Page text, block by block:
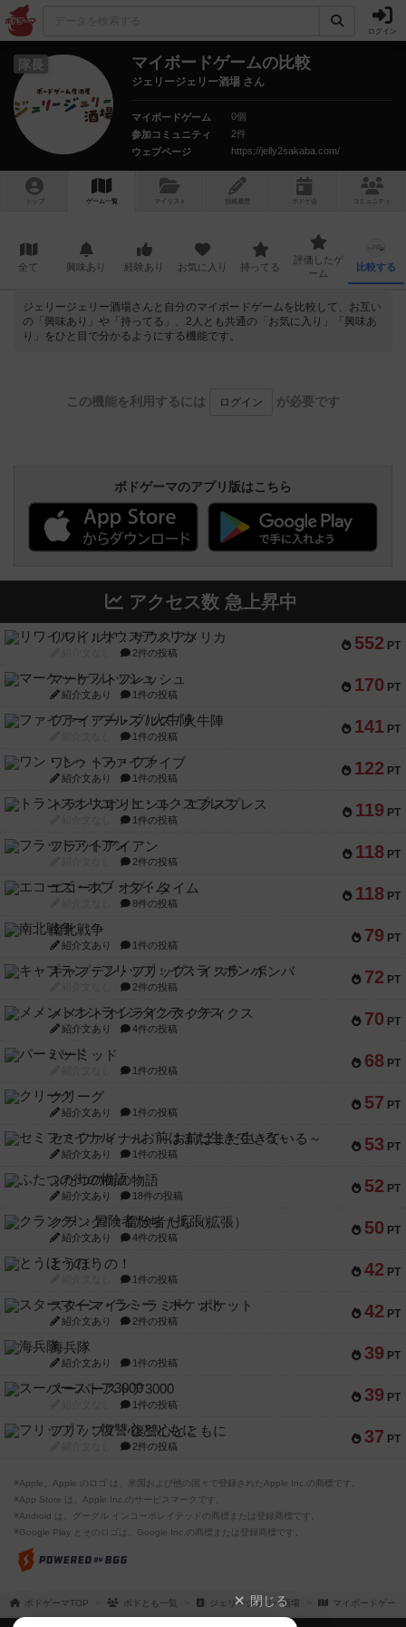
ログイン
隊長 マイボードゲームの比較
ジェリージェリー酒場 さん
マイボードゲーム
0個
参加コミュニティ
2件
ウェブページ
https://jelly2sakaba.com/
トップ ゲーム一覧 マイリスト 投稿履歴 ボ ドゲ コミュニティ
全て 興味あり 経験あり お気に入り 持ってる
評価したゲ
ーム
比較する
ジェリージェリー酒場さんと自分のマイボードゲームを比較して、お互い
の「興味あり」や「持ってる」、2人とも共通の「お気に入り」「興味あ
り」をひと目で分かるようにする機能です。
この機能を利用するには ログイン が必要です
ボドゲーマのアプリ版はこちら
アクセス数 急上昇中
552 PT
リワイルド：サウスアメリカ
2件の投稿
170 PT
マーケットフレッシュ
紹介文あり 1件の投稿
141 PT
ファイアー・ブルズ / 火牛陣
1件の投稿
122 PT
ワン・トゥ・ファイブ
紹介文あり 1件の投稿
119 PT
トランスオリエント・エクスプレス
1件の投稿
118 PT
フラットアイアン
2件の投稿
118 PT
エコーズ・オブ・タイム
8件の投稿
79 PT
南北戦争
紹介文あり 1件の投稿
72 PT
キャプテン・フリップ：イスラ・ボンバ
2件の投稿
70 PT
メメントオンラインタクティクス
紹介文あり 4件の投稿
68 PT
パーミッド
1件の投稿
57 PT
クリーグ
紹介文あり 1件の投稿
53 PT
セミファイナル ～お前はまだ生きている～
紹介文あり 1件の投稿
52 PT
ふたつの街の物語
紹介文あり 18件の投稿
50 PT
クランク! ：冒険者たち（拡張）
紹介文あり 4件の投稿
42 PT
とうほうの！
1件の投稿
42 PT
スターマイン・ラミー ポケット
紹介文あり 2件の投稿
39 PT
海兵隊
紹介文あり 1件の投稿
39 PT
スーパーストア3000
1件の投稿
37 PT
フリップ７：復讐心とともに
2件の投稿
※Apple、Apple のロゴ は、米国および他の国々で登録されたApple Inc.の商標です。
※App Store は、Apple Inc.のサービスマークです。
※Android は、グーグル インコーポレイテッドの商標または登録商標です。
※Google Play とそのロゴは、Google Inc.の商標または登録商標です。
ボドゲーマTOP ボドとも一覧 ジェリージェリー酒場 マイボードゲーム
閉じる